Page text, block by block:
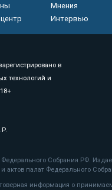
Мнения
Интервью
в
технологий и
Собрания РФ.
палат Федерального
информация о